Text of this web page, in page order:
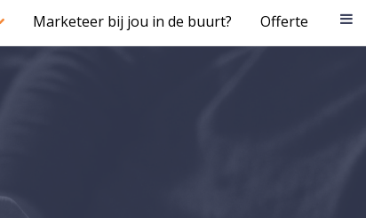
Marketeer bij jou in de buurt? Offerte